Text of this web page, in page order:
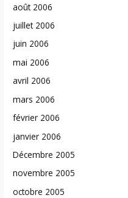
août 2006
juillet 2006
juin 2006
mai 2006
avril 2006
mars 2006
février 2006
janvier 2006
Décembre 2005
novembre 2005
octobre 2005